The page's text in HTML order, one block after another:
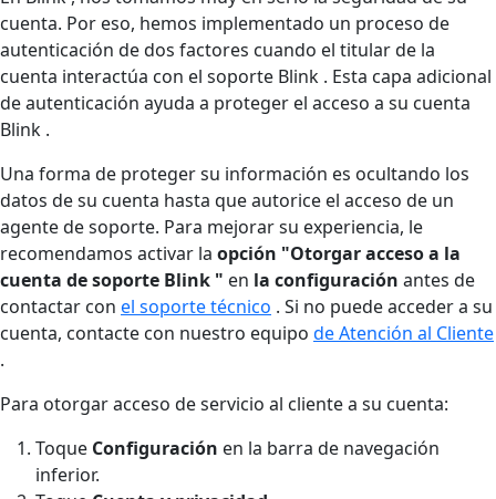
cuenta. Por eso, hemos implementado un proceso de
autenticación de dos factores cuando el titular de la
cuenta interactúa con el soporte Blink . Esta capa adicional
de autenticación ayuda a proteger el acceso a su cuenta
Blink .
Una forma de proteger su información es ocultando los
datos de su cuenta hasta que autorice el acceso de un
agente de soporte. Para mejorar su experiencia, le
recomendamos activar la opción "Otorgar acceso a la
cuenta de soporte Blink " en la configuración antes de
contactar con el soporte técnico . Si no puede acceder a su
cuenta, contacte con nuestro equipo de Atención al Cliente
.
Para otorgar acceso de servicio al cliente a su cuenta:
Toque Configuración en la barra de navegación
inferior.